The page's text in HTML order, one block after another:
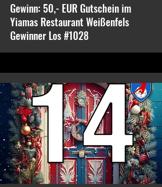
Gewinn: 50,- EUR Gutschein im
Yiamas Restaurant Weißenfels
Gewinner Los #1028